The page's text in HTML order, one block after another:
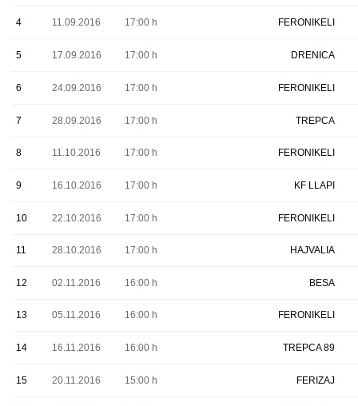
4 11.09.2016 17:00 h FERONIKELI
5 17.09.2016 17:00 h DRENICA
6 24.09.2016 17:00 h FERONIKELI
7 28.09.2016 17:00 h TREPCA
8 11.10.2016 17:00 h FERONIKELI
9 16.10.2016 17:00 h KF LLAPI
10 22.10.2016 17:00 h FERONIKELI
11 28.10.2016 17:00 h HAJVALIA
12 02.11.2016 16:00 h BESA
13 05.11.2016 16:00 h FERONIKELI
14 16.11.2016 16:00 h TREPCA 89
15 20.11.2016 15:00 h FERIZAJ